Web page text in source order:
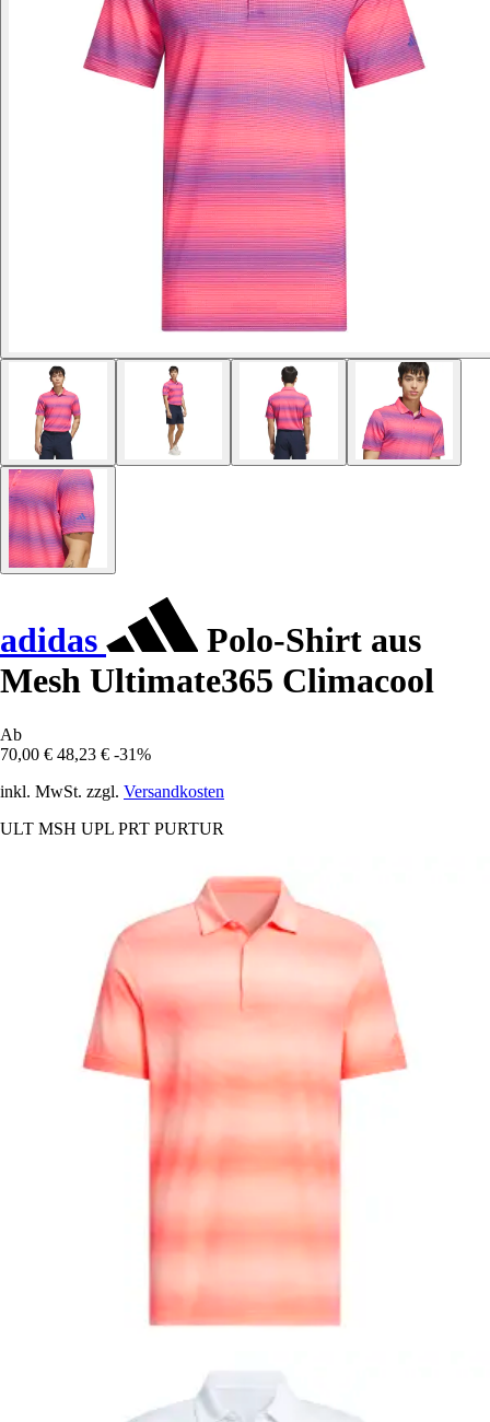
adidas
Polo-Shirt aus
Mesh Ultimate365 Climacool
Ab
70,00 € 48,23 € -31%
inkl. MwSt. zzgl. Versandkosten
ULT MSH UPL PRT PURTUR